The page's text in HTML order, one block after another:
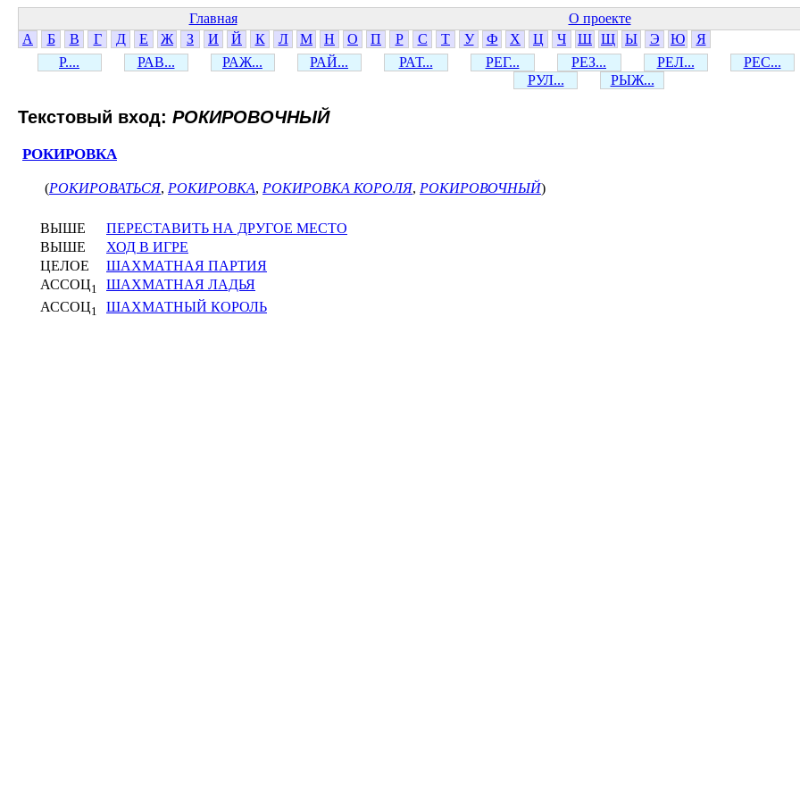
Главная О проекте
А
Б В Г Д Е Ж З И Й К Л М Н О П Р С Т У Ф Х Ц Ч Ш Щ Ы Э Ю
Я
Р....
РАВ... РАЖ... РАЙ... РАТ... РЕГ... РЕЗ... РЕЛ... РЕС...
РУЛ...
РЫЖ...
Текстовый вход: РОКИРОВОЧНЫЙ
РОКИРОВКА
(РОКИРОВАТЬСЯ, РОКИРОВКА, РОКИРОВКА КОРОЛЯ, РОКИРОВОЧНЫЙ)
ВЫШЕ
ПЕРЕСТАВИТЬ НА ДРУГОЕ МЕСТО
ВЫШЕ
ХОД В ИГРЕ
ЦЕЛОЕ
ШАХМАТНАЯ ПАРТИЯ
АССОЦ1
ШАХМАТНАЯ ЛАДЬЯ
АССОЦ1 ШАХМАТНЫЙ КОРОЛЬ